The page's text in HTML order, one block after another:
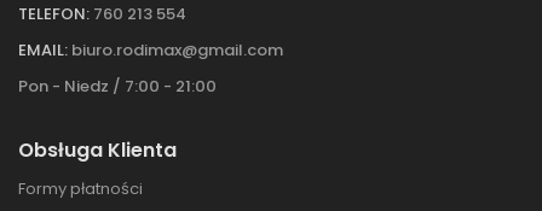
TELEFON: 760 213 554
EMAIL: biuro.rodimax@gmail.com
Pon - Niedz / 7:00 - 21:00
Obsługa Klienta
Formy płatności